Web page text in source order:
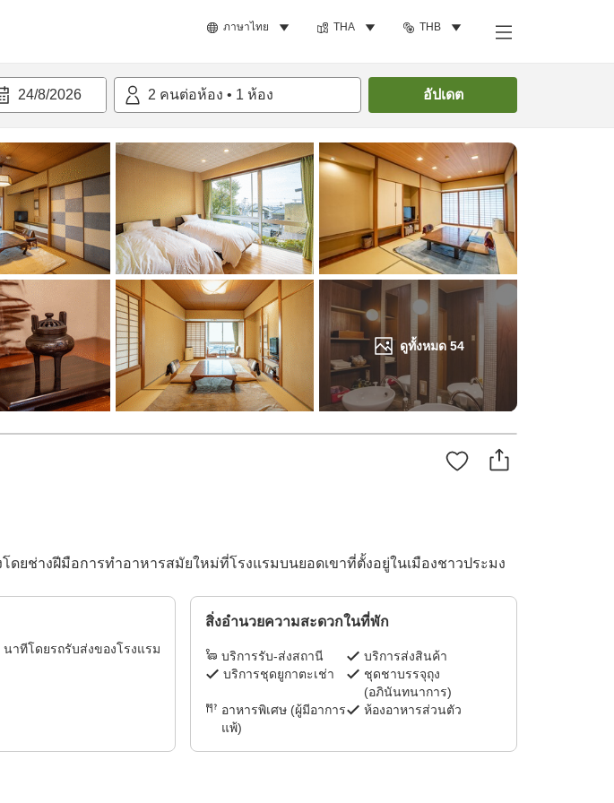
ภาษาไทย THA THB
24/8/2026 2 คนต่อห้อง • 1 ห้อง อัปเดต
ดูทั้งหมด 54
ค้นหาห้องพัก
ยช่างฝีมือการทำอาหารสมัยใหม่ที่โรงแรมบนยอดเขาที่ตั้งอยู่ในเมืองชาวประมง
นาทีโดยรถรับส่งของโรงแรม
สิ่งอำนวยความสะดวกในที่พัก
บริการรับ-ส่งสถานี
บริการส่งสินค้า
บริการชุดยูกาตะเช่า
ชุดชาบรรจุถุง
(อภินันทนาการ)
อาหารพิเศษ (ผู้มีอาการ
แพ้)
ห้องอาหารส่วนตัว